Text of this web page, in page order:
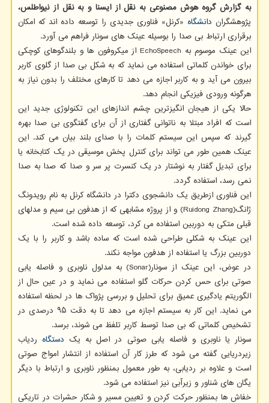
به گزارش گروه هوش مصنوعی به نقل از ایسنا و به نقل از نیواطلس،
پژوهشگران دانشگاه «کرنل» فناوری جدیدی را توسعه داده اند که امکان
برقراری ارتباط بی صدا را بوسیله عینک های سونار فراهم می آورد.
این عینک موسوم به EchoSpeech از میکروفون ها و بلندگوهای کوچکی
برای خواندن کلماتی استفاده می نماید که به شکل بی صدا از گلوی کاربر
بیرون می آید و به کاربر اجازه می دهد تا کارهای مختلف را بدون نیاز به
هرگونه ورودی فیزیکی انجام دهد.
حالا یکی از هیجان انگیزترین چشم اندازهای این تکنولوژی جدید این
است که افراد مبتلا به ناتوانی گفتاری از آن برای گفتگوی بی صدا بهره
گیرند که سپس این سیستم کلمات را با صدای بلند بیان می کند. این
عینک همین طور می تواند برای کنترل پخش موسیقی در یک کتابخانه یا
برای تبدیل گفتار به نوشتار در یک کنسرت پر سر و صدا که صدا به صدا
نمی رسد، استفاده گردد.
این فناوری ازطریق یک دانشجوی دکترا در دانشگاه کرنل به نام رویدونگ
ژانگ(Ruidong Zhang) و از پروژه مشابهی که از هدفون بی سیم و مدلهای
قبلی متکی به دوربین استفاده می کرد، توسعه داده شده است.
این عینک به شکلی طراحی شده است که ساده باشد و کاربر را با یک
دوربین بزرگ یا استفاده از هدفون مواجه نکند.
در عوض، این عینک از سونار(Sonar) به مدلول ناوبری و فاصله یابی
صوتی برای حس کردن حرکات گلو استفاده می نماید و در عین حال از
الگوریتم یادگیری عمیق برای تحلیل و بررسی پژواک ها در لحظه استفاده
می نماید. این کار به سیستم اجازه می دهد تا به دقت ۹۵ درصدی در
تشخیص کلماتی که بی صدا توسط کاربر تلفظ می شوند، برسد.
سونار یا ناوبری و فاصله یابی صوتی در اصل به یک دستگاه ردیاب
زیردریایی گفته می شود که طرز کار آن استفاده از انتشار امواج صوتی
است و علاوه بر ردیابی، به طور معمول بمنظور ناوبری و ارتباط با دیگر
یگان های شناور و زیرآبی نیز استفاده می شود.
خفاش ها بمنظور حرکت کردن و تعیین مسیر و شکار حشرات در تاریکی